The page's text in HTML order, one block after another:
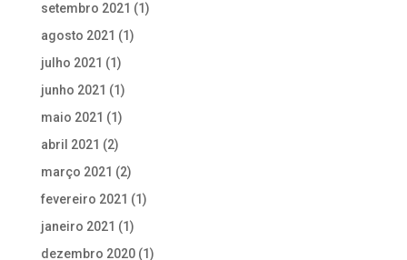
setembro 2021 (1)
agosto 2021 (1)
julho 2021 (1)
junho 2021 (1)
maio 2021 (1)
abril 2021 (2)
março 2021 (2)
fevereiro 2021 (1)
janeiro 2021 (1)
dezembro 2020(1)